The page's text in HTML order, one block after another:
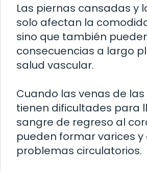
Las piernas cansadas y
solo afectan la
sino que también
consecuencias a largo
salud vascular.
Cuando las venas de
tienen dificultades para
sangre de regreso al
pueden formar varices y
problemas circulatorios.